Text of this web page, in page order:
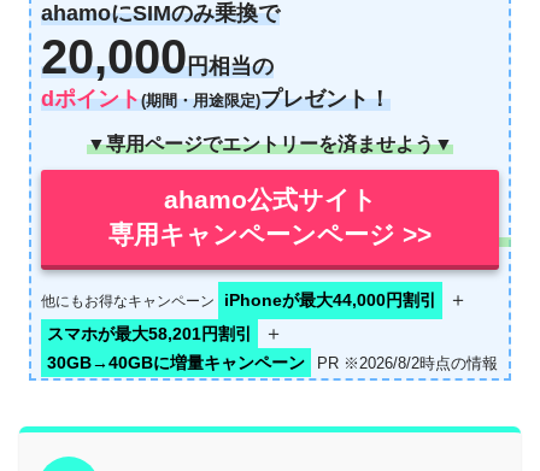
ahamoにSIMのみ乗換で
20,000円相当の
dポイント(期間・用途限定)プレゼント！
▼専用ページでエントリーを済ませよう▼
ahamo公式サイト
専用キャンペーンページ >>
他にもお得なキャンペーン iPhoneが最大44,000円割引 ＋
スマホが最大58,201円割引 ＋
30GB→40GBに増量キャンペーン PR ※2026/8/2時点の情報